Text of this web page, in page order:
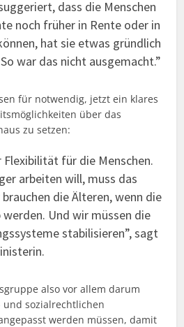
dass die Menschen
noch früher in Rente oder in
hat sie etwas gründlich
war das nicht ausgemacht.”
für notwendig, jetzt ein klares
über das
zu setzen:
Flexibilität für die Menschen.
arbeiten will, muss das
die Älteren, wenn die
werden. Und wir müssen die
stabilisieren”, sagt
also vor allem darum
sozialrechtlichen
werden müssen, damit